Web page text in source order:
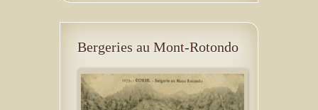
Bergeries au Mont-Rotondo